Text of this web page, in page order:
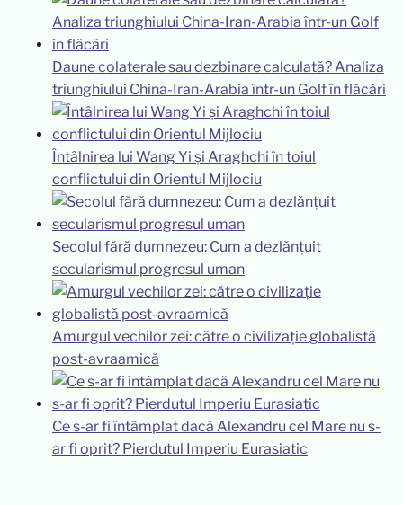
Daune colaterale sau dezbinare calculată? Analiza
triunghiului China-Iran-Arabia într-un Golf în flăcări
Întâlnirea lui Wang Yi și Araghchi în toiul
conflictului din Orientul Mijlociu
Secolul fără dumnezeu: Cum a dezlănțuit
secularismul progresul uman
Amurgul vechilor zei: către o civilizație globalistă
post-avraamică
Ce s-ar fi întâmplat dacă Alexandru cel Mare nu s-
ar fi oprit? Pierdutul Imperiu Eurasiatic